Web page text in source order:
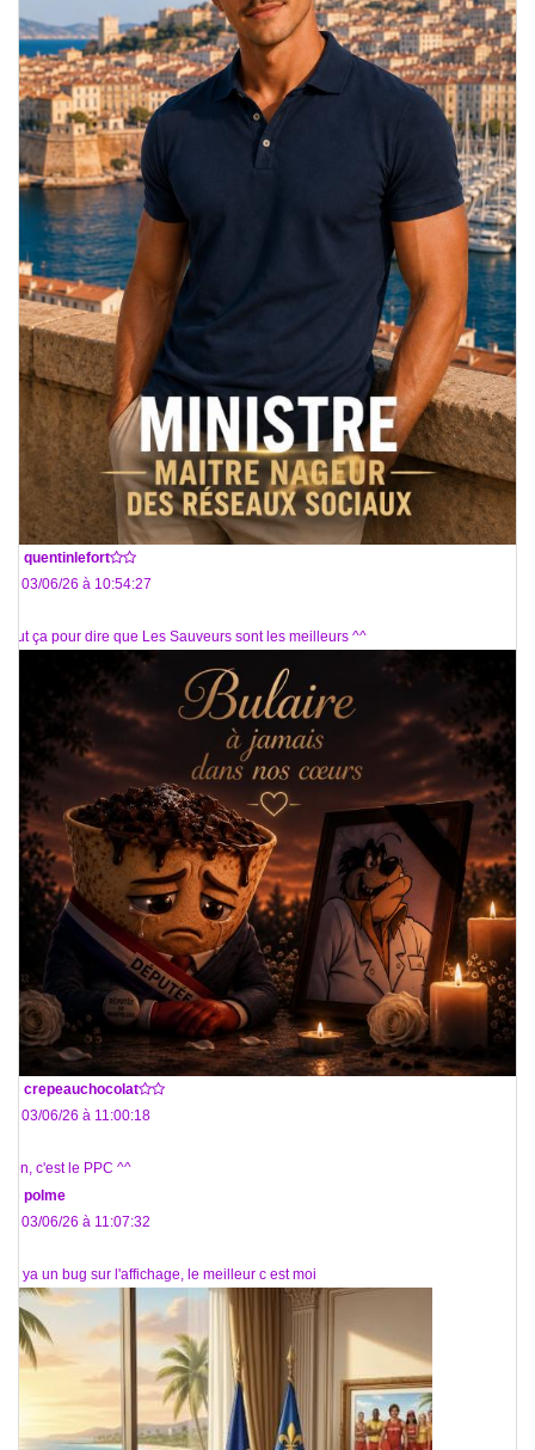
quentinlefort
Le 03/06/26 à 10:54:27
Tout ça pour dire que Les Sauveurs sont les meilleurs ^^
crepeauchocolat
Le 03/06/26 à 11:00:18
Non, c'est le PPC ^^
polme
Le 03/06/26 à 11:07:32
Ah ya un bug sur l'affichage, le meilleur c est moi